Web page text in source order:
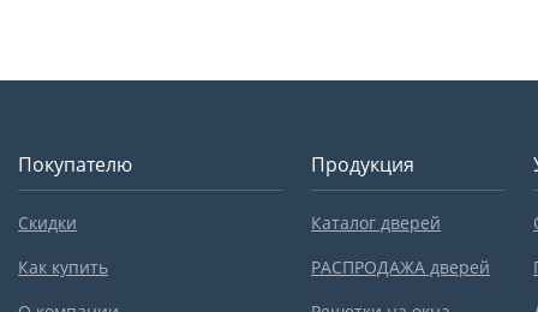
Покупателю
Скидки
Как купить
Продукция
Каталог дверей
РАСПРОДАЖА дверей